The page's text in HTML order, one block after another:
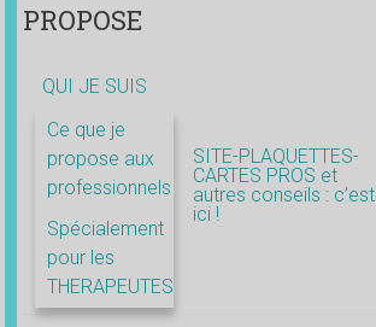
PROPOSE
QUI JE SUIS
Ce que je
propose aux
professionnels
Spécialement
pour les
THERAPEUTES
SITE-PLAQUETTES-
CARTES PROS et
autres conseils : c’est
ici !